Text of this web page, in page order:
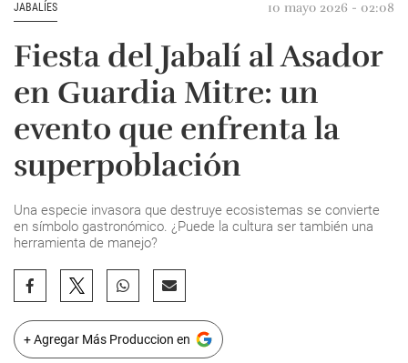
JABALÍES 10 mayo 2026 - 02:08
Fiesta del Jabalí al Asador
en Guardia Mitre: un
evento que enfrenta la
superpoblación
Una especie invasora que destruye ecosistemas se convierte
en símbolo gastronómico. ¿Puede la cultura ser también una
herramienta de manejo?
+ Agregar Más Produccion en